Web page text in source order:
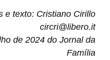
e texto: Cristiano Cirillo
circri@libero.it
de 2024 do Jornal da
Família